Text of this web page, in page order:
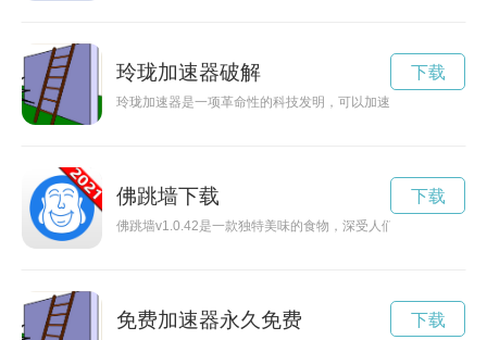
玲珑加速器破解
玲珑加速器是一项革命性的科技发明，可以加速物质粒子的运
下载
佛跳墙下载
佛跳墙v1.0.42是一款独特美味的食物，深受人们喜爱。搭载各
下载
免费加速器永久免费 下载